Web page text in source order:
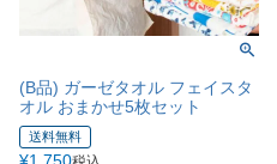
(B品) ガーゼタオル フェイスタ
オル おまかせ5枚セット
送料無料